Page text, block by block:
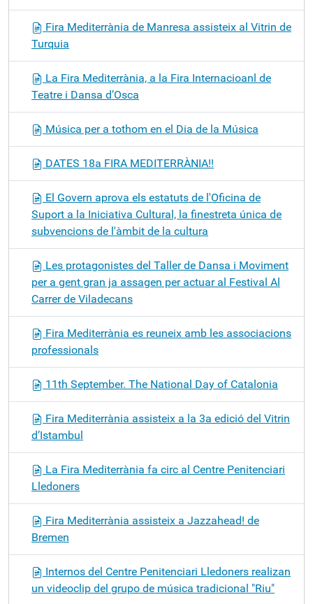
Fira Mediterrània de Manresa assisteix al Vitrin de
Turquia
La Fira Mediterrània, a la Fira Internacioanl de
Teatre i Dansa d’Osca
Música per a tothom en el Dia de la Música
DATES 18a FIRA MEDITERRÀNIA!!
El Govern aprova els estatuts de l'Oficina de
Suport a la Iniciativa Cultural, la finestreta única de
subvencions de l'àmbit de la cultura
Les protagonistes del Taller de Dansa i Moviment
per a gent gran ja assagen per actuar al Festival Al
Carrer de Viladecans
Fira Mediterrània es reuneix amb les associacions
professionals
11th September. The National Day of Catalonia
Fira Mediterrània assisteix a la 3a edició del Vitrin
d’Istambul
La Fira Mediterrània fa circ al Centre Penitenciari
Lledoners
Fira Mediterrània assisteix a Jazzahead! de
Bremen
Internos del Centre Penitenciari Lledoners realizan
un videoclip del grupo de música tradicional "Riu"